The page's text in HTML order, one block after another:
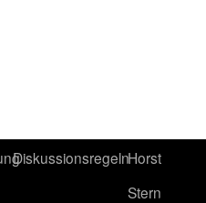
DiskussionsregelnHorst
Stern